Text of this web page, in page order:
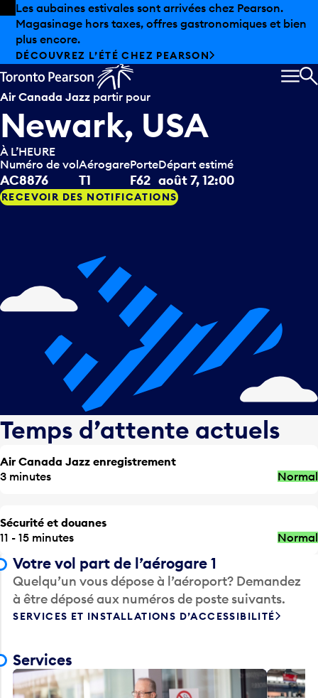
Skip to offers
Passer au contenu principal
Les aubaines estivales sont arrivées chez Pearson.
Magasinage hors taxes, offres gastronomiques et bien
plus encore.
DÉCOUVREZ L’ÉTÉ CHEZ PEARSON
Air Canada Jazz partir pour
Newark, USA
À L’HEURE
Numéro de vol
AC8876
Aérogare
T1
Porte
F62
Départ estimé
août 7, 12:00
RECEVOIR DES NOTIFICATIONS
Temps d’attente actuels
Air Canada Jazz enregistrement
3 minutes
Normal
Sécurité et douanes
11 - 15 minutes
Normal
Votre vol part de l’aérogare 1
Quelqu’un vous dépose à l’aéroport? Demandez
à être déposé aux numéros de poste suivants.
SERVICES ET INSTALLATIONS D’ACCESSIBILITÉ
Services